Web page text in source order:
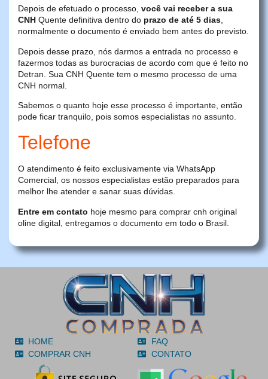
Depois de efetuado o processo, você vai receber a sua
CNH Quente definitiva dentro do prazo de até 5 dias,
normalmente o documento é enviado bem antes do previsto.
Depois desse prazo, nós darmos a entrada no processo e
fazermos todas as burocracias de acordo com que é feito no
Detran. Sua CNH Quente tem o mesmo processo de uma
CNH normal.
Sabemos o quanto hoje esse processo é importante, então
pode ficar tranquilo, pois somos especialistas no assunto.
Telefone
O atendimento é feito exclusivamente via WhatsApp
Comercial, os nossos especialistas estão preparados para
melhor lhe atender e sanar suas dúvidas.
Entre em contato hoje mesmo para comprar cnh original
oline digital, entregamos o documento em todo o Brasil.
HOME
COMPRAR CNH
FAQ
CONTATO